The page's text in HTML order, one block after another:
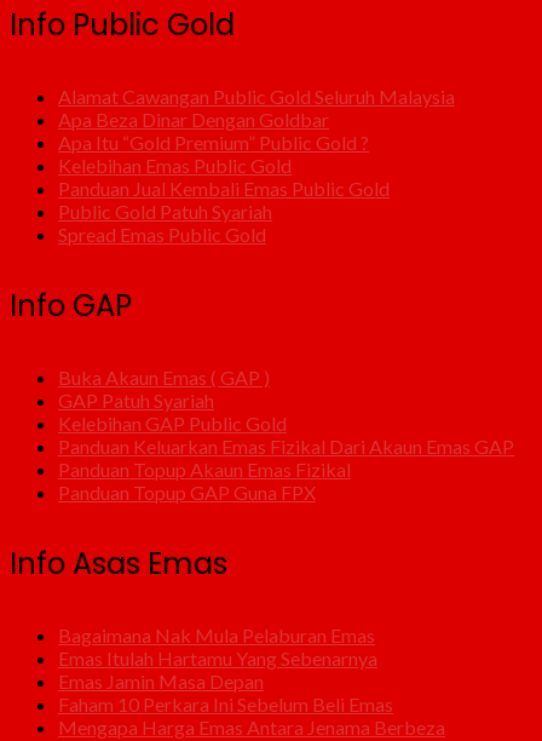
Info Public Gold
Alamat Cawangan Public Gold Seluruh Malaysia
Apa Beza Dinar Dengan Goldbar
Apa Itu “Gold Premium” Public Gold ?
Kelebihan Emas Public Gold
Panduan Jual Kembali Emas Public Gold
Public Gold Patuh Syariah
Spread Emas Public Gold
Info GAP
Buka Akaun Emas ( GAP )
GAP Patuh Syariah
Kelebihan GAP Public Gold
Panduan Keluarkan Emas Fizikal Dari Akaun Emas GAP
Panduan Topup Akaun Emas Fizikal
Panduan Topup GAP Guna FPX
Info Asas Emas
Bagaimana Nak Mula Pelaburan Emas
Emas Itulah Hartamu Yang Sebenarnya
Emas Jamin Masa Depan
Faham 10 Perkara Ini Sebelum Beli Emas
Mengapa Harga Emas Antara Jenama Berbeza